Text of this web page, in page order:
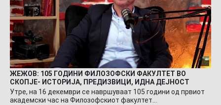
ЖЕЖОВ: 105 ГОДИНИ ФИЛОЗОФСКИ ФАКУЛТЕТ ВО
СКОПЈЕ- ИСТОРИЈА, ПРЕДИЗВИЦИ, ИДНА ДЕЈНОСТ
Утре, на 16 декември се навршуваат 105 години од првиот
академски час на Филозофскиот факултет…